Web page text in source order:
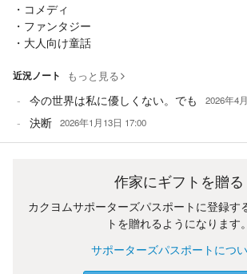
・コメディ
・ファンタジー
・大人向け童話
近況ノート もっと見る
今の世界は私に優しくない。でも 2026年4
決断 2026年1月13日 17:00
作家にギフトを贈る
カクヨムサポーターズパスポートに登録す
トを贈れるようになります。
サポーターズパスポートにつ